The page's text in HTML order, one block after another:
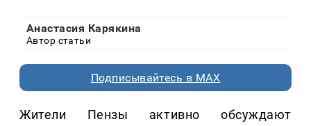
Анастасия Карякина
Автор статьи
Подписывайтесь в MAX
Жители Пензы активно обсуждают